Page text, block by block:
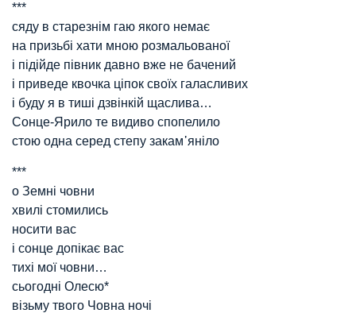
***
сяду в старезнім гаю якого немає
на призьбі хати мною розмальованої
і підійде півник давно вже не бачений
і приведе квочка ціпок своїх галасливих
і буду я в тиші дзвінкій щаслива…
Сонце-Ярило те видиво спопелило
стою одна серед степу закам᾿яніло
***
о Земні човни
хвилі стомились
носити вас
і сонце допікає вас
тихі мої човни…
сьогодні Олесю*
візьму твого Човна ночі